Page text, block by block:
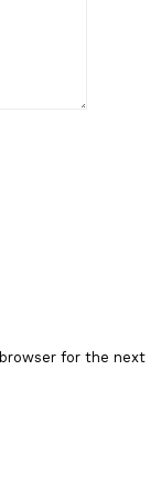
for the next